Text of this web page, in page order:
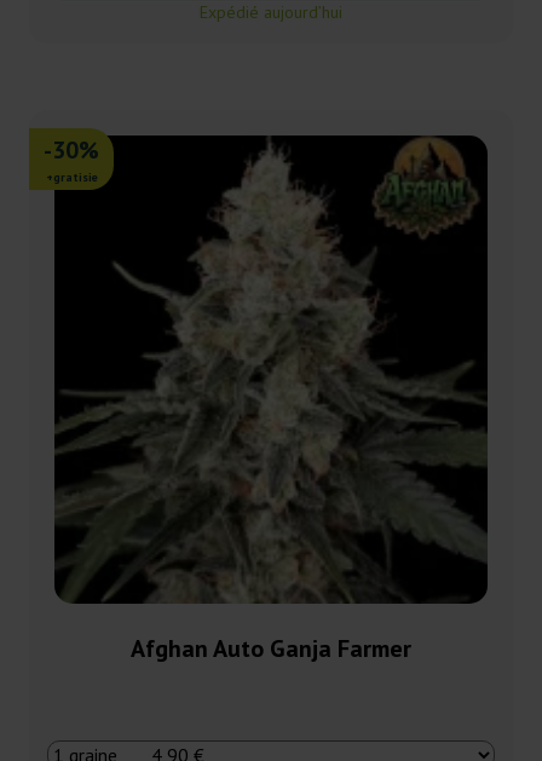
Expédié aujourd’hui
-30%
+gratisie
Afghan Auto Ganja Farmer